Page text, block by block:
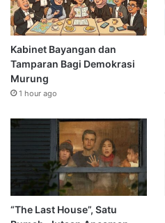
Kabinet Bayangan dan
Tamparan Bagi Demokrasi
Murung
1 hour ago
“The Last House”, Satu